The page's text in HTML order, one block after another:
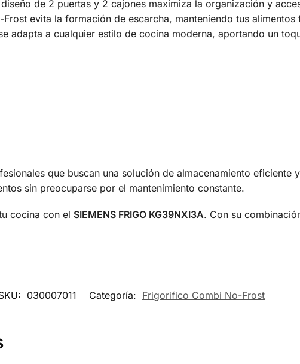
diseño de 2 puertas y 2 cajones maximiza la organización y
evita la formación de escarcha, manteniendo tus
adapta a cualquier estilo de cocina moderna, aportando un
que buscan una solución de almacenamiento eficiente
sin preocuparse por el mantenimiento constante.
cocina con el SIEMENS FRIGO KG39NXI3A. Con su
030007011 Categoría: Frigorifico Combi No-Frost